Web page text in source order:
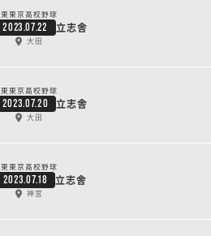
東東京高校野球
2023.07.22 立志舎
大田
東東京高校野球
2023.07.20 立志舎
大田
東東京高校野球
2023.07.18 立志舎
神宮